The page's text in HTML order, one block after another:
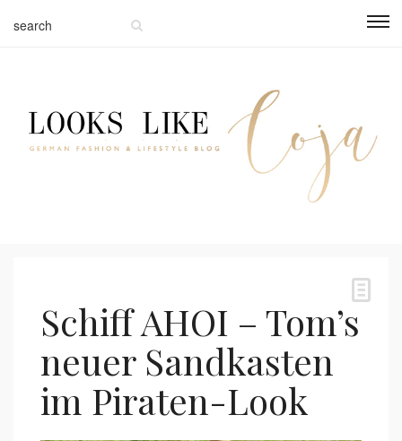
Schiff AHOI – Tom’s
neuer Sandkasten
im Piraten-Look